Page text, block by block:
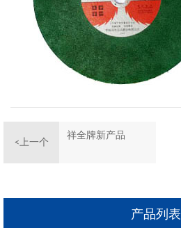
<上一个
祥全牌新产品
产品列表